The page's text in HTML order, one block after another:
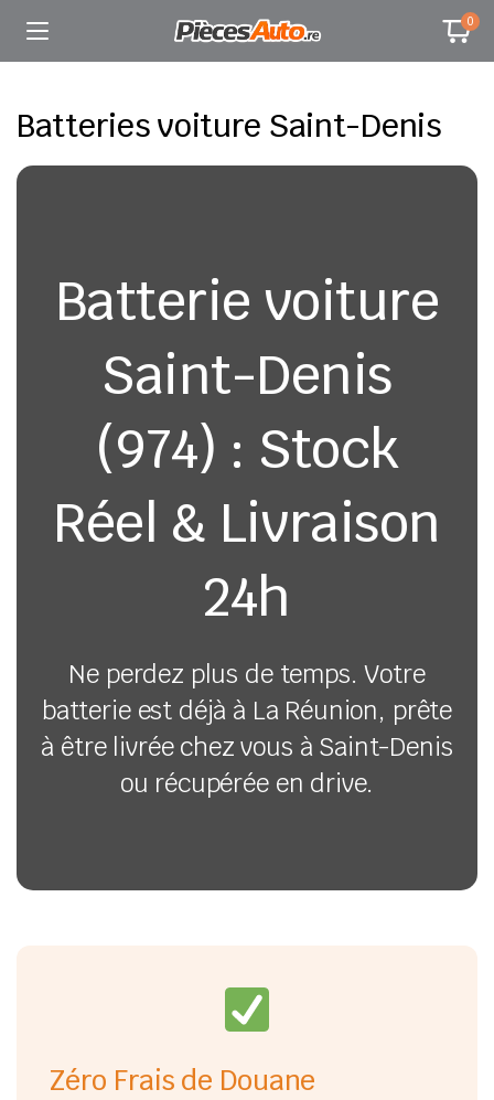
0
Batteries voiture Saint-Denis
Batterie voiture
Saint-Denis
(974) : Stock
Réel & Livraison
24h
Ne perdez plus de temps. Votre
batterie est déjà à La Réunion, prête
à être livrée chez vous à Saint-Denis
ou récupérée en drive.
Zéro Frais de Douane